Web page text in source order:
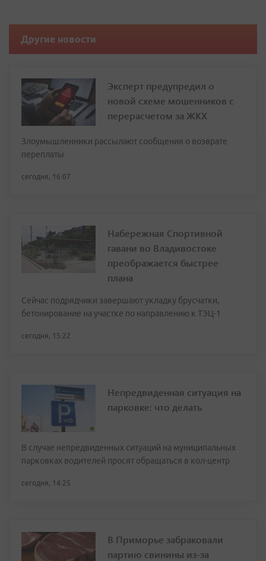
Другие новости
Эксперт предупредил о
новой схеме мошенников с
перерасчетом за ЖКХ
Злоумышленники рассылают сообщения о возврате
переплаты
сегодня, 16:07
Набережная Спортивной
гавани во Владивостоке
преображается быстрее
плана
Сейчас подрядчики завершают укладку брусчатки,
бетонирование на участке по направлению к ТЭЦ-1
сегодня, 15:22
Непредвиденная ситуация на
парковке: что делать
В случае непредвиденных ситуаций на муниципальных
парковках водителей просят обращаться в кол-центр
сегодня, 14:25
В Приморье забраковали
партию свинины из-за